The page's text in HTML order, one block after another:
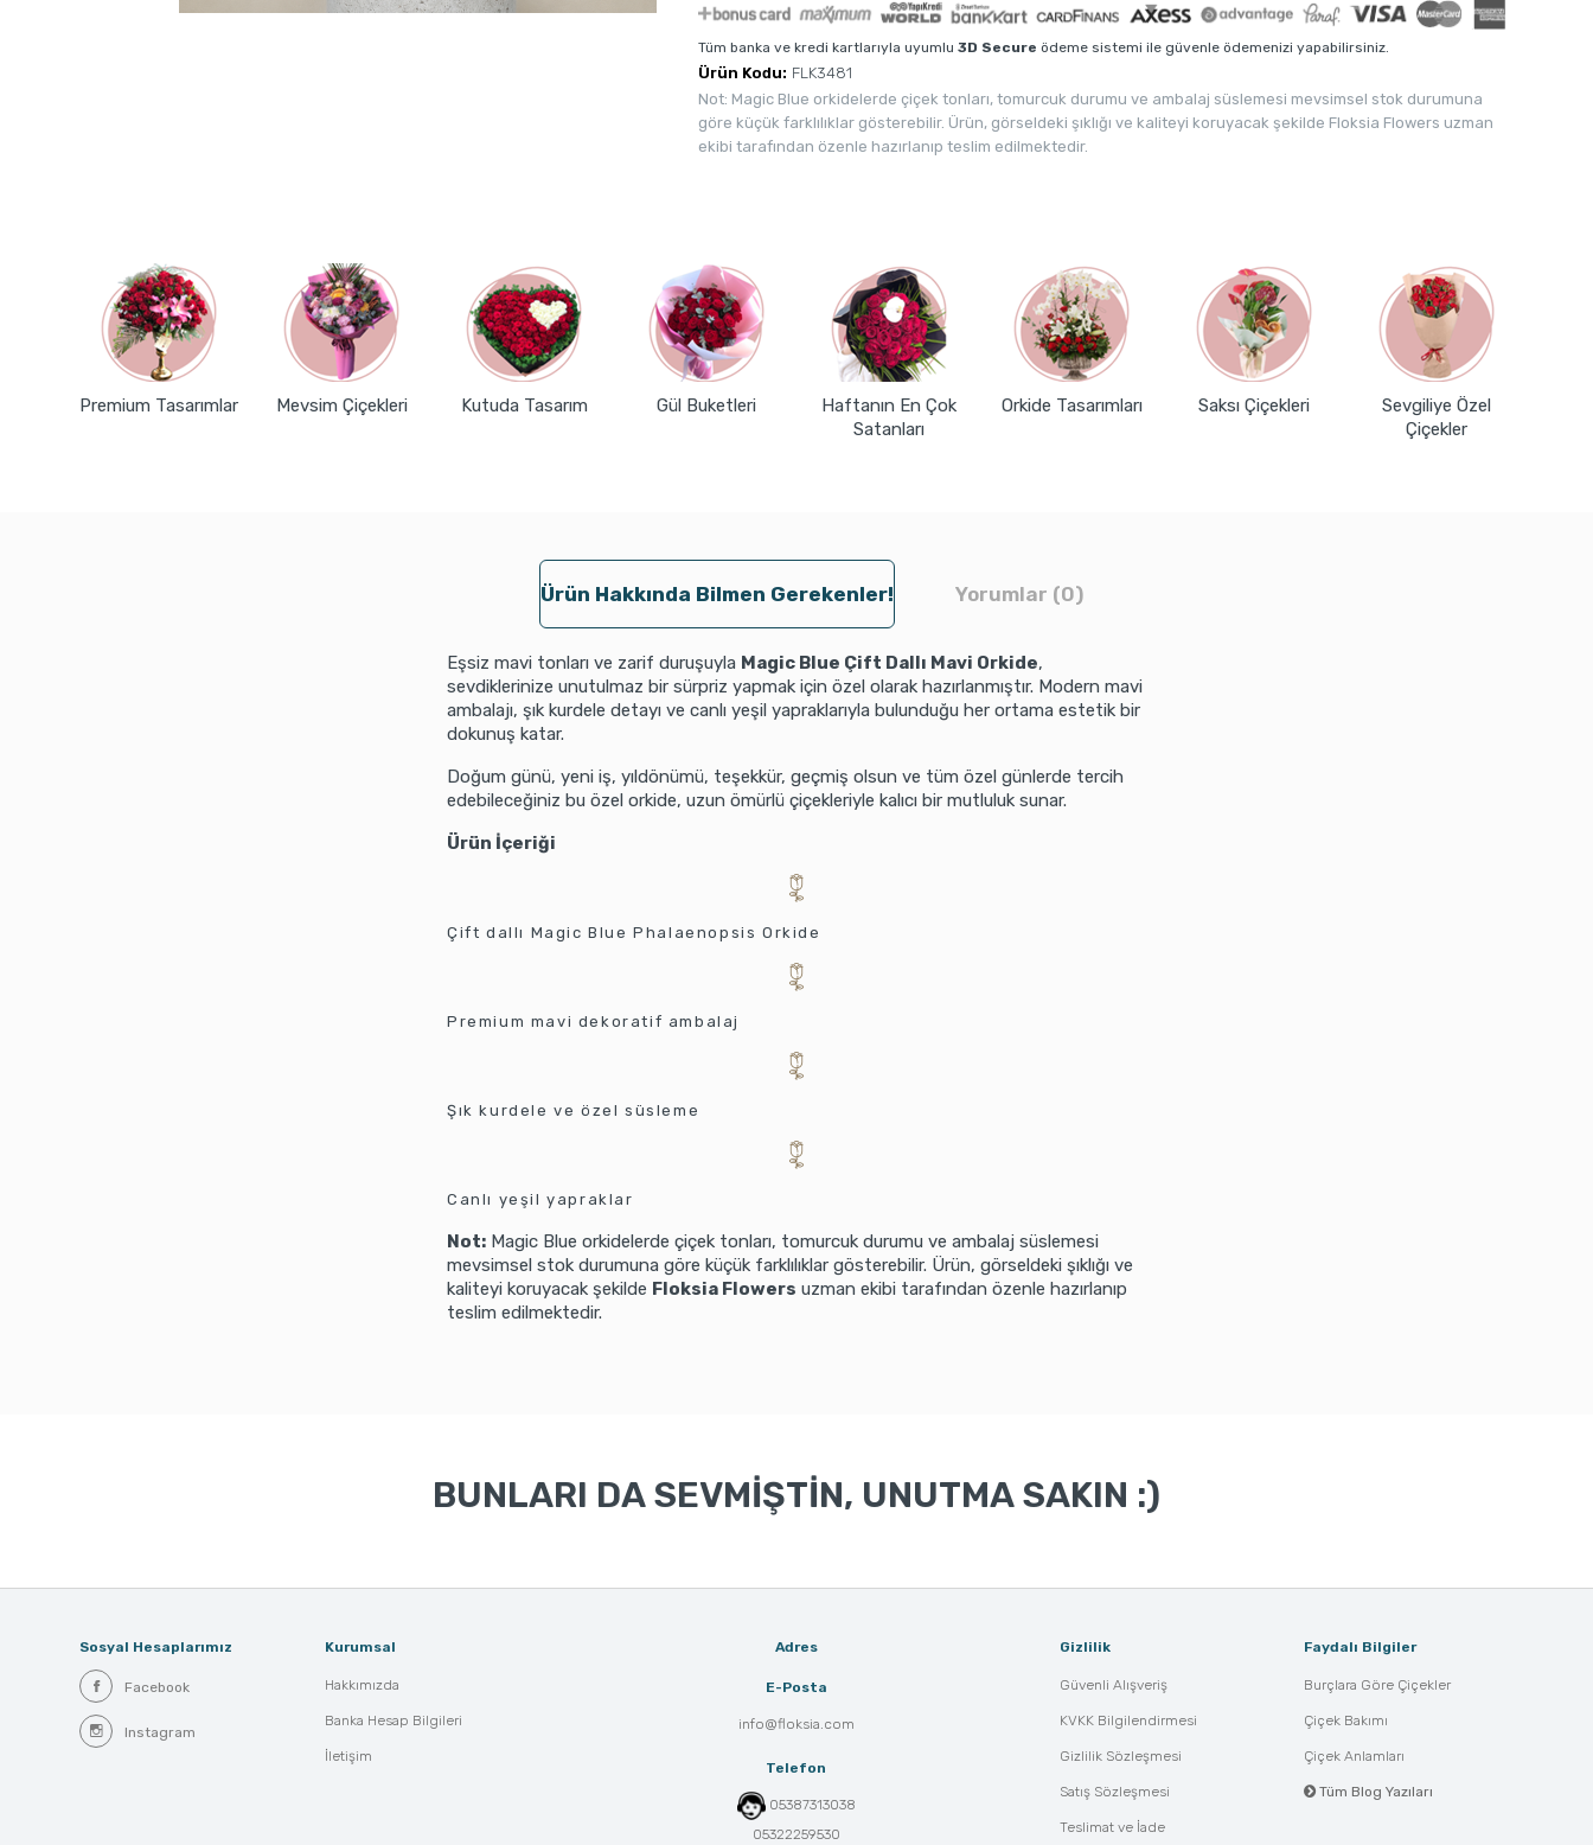
Tüm banka ve kredi kartlarıyla uyumlu 3D Secure ödeme sistemi ile güvenle ödemenizi yapabilirsiniz.
Ürün Kodu: FLK3481
Not: Magic Blue orkidelerde çiçek tonları, tomurcuk durumu ve ambalaj süslemesi mevsimsel stok durumuna
göre küçük farklılıklar gösterebilir. Ürün, görseldeki şıklığı ve kaliteyi koruyacak şekilde Floksia Flowers uzman
ekibi tarafından özenle hazırlanıp teslim edilmektedir.
Premium Tasarımlar Mevsim Çiçekleri Kutuda Tasarım Gül Buketleri
Haftanın En Çok
Satanları
Orkide Tasarımları Saksı Çiçekleri
Sevgiliye Özel
Çiçekler
Ürün Hakkında Bilmen Gerekenler! Yorumlar (0)
Eşsiz mavi tonları ve zarif duruşuyla Magic Blue Çift Dallı Mavi Orkide,
sevdiklerinize unutulmaz bir sürpriz yapmak için özel olarak hazırlanmıştır. Modern mavi
ambalajı, şık kurdele detayı ve canlı yeşil yapraklarıyla bulunduğu her ortama estetik bir
dokunuş katar.
Doğum günü, yeni iş, yıldönümü, teşekkür, geçmiş olsun ve tüm özel günlerde tercih
edebileceğiniz bu özel orkide, uzun ömürlü çiçekleriyle kalıcı bir mutluluk sunar.
Ürün İçeriği
Çift dallı Magic Blue Phalaenopsis Orkide
Premium mavi dekoratif ambalaj
Şık kurdele ve özel süsleme
Canlı yeşil yapraklar
Not: Magic Blue orkidelerde çiçek tonları, tomurcuk durumu ve ambalaj süslemesi
mevsimsel stok durumuna göre küçük farklılıklar gösterebilir. Ürün, görseldeki şıklığı ve
kaliteyi koruyacak şekilde Floksia Flowers uzman ekibi tarafından özenle hazırlanıp
teslim edilmektedir.
BUNLARI DA SEVMİŞTİN, UNUTMA SAKIN :)
Sosyal Hesaplarımız
Facebook
Instagram
Kurumsal
Hakkımızda
Banka Hesap Bilgileri
İletişim
Adres
E-Posta
info@floksia.com
Telefon
05387313038
05322259530
Gizlilik
Güvenli Alışveriş
KVKK Bilgilendirmesi
Gizlilik Sözleşmesi
Satış Sözleşmesi
Teslimat ve İade
Faydalı Bilgiler
Burçlara Göre Çiçekler
Çiçek Bakımı
Çiçek Anlamları
Tüm Blog Yazıları